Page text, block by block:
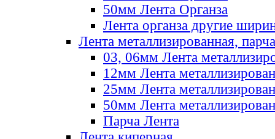
50мм Лента Органза
Лента органза другие
Лента металлизированная, парча
03, 06мм Лента
12мм Лента
25мм Лента
50мм Лента
Парча Лента